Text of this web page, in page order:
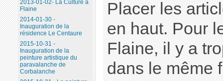
Placer les
en haut. Pour
Flaine, il y a
dans le même
2013-01-02- La Culture à
Flaine
2014-01-30 -
Inauguration de la
résidence Le Centaure
2015-10-31 -
Inauguration de la
peinture artistique du
paravalanche de
Corbalanche